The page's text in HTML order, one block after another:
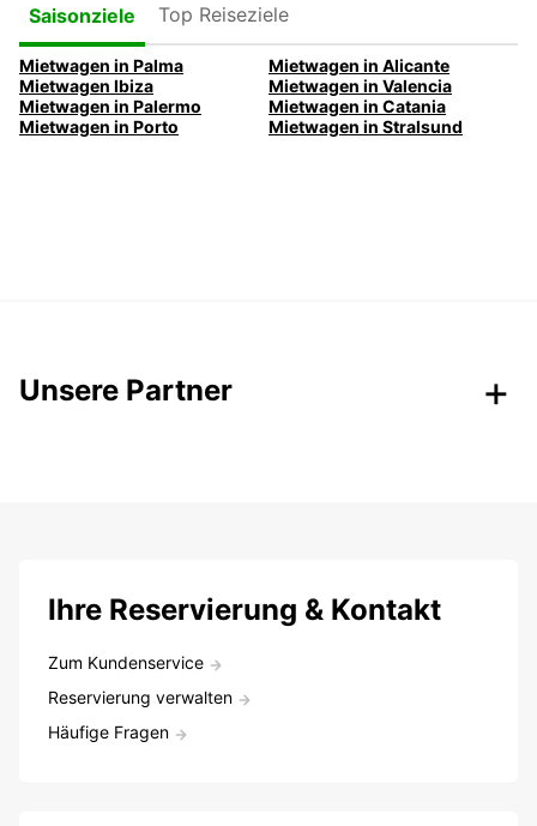
Saisonziele
Top Reiseziele
Mietwagen in Palma
Mietwagen in Alicante
Mietwagen Ibiza
Mietwagen in Valencia
Mietwagen in Palermo
Mietwagen in Catania
Mietwagen in Porto
Mietwagen in Stralsund
Unsere Partner
Ihre Reservierung & Kontakt
Zum Kundenservice
Reservierung verwalten
Häufige Fragen